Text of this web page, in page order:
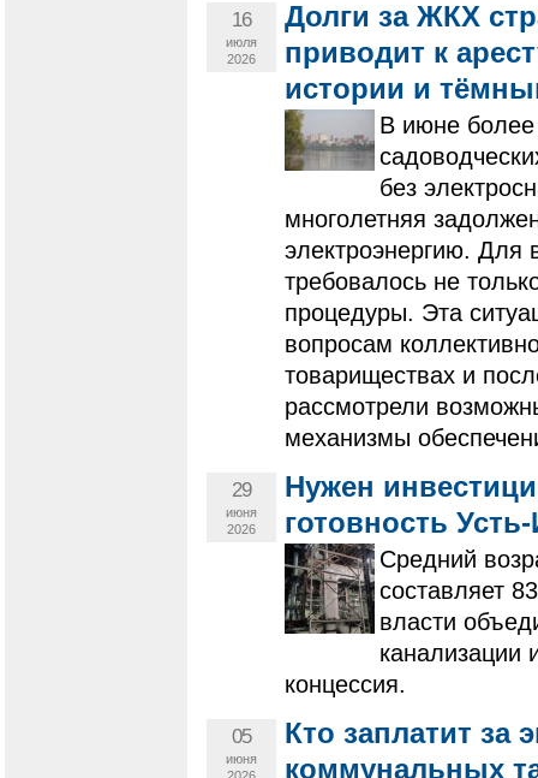
16
июля
2026
Долги за ЖКХ
приводит к
истории и
В июне
без
многолетняя
электроэнергию. Для
требовалось не
процедуры. Эта
вопросам
товариществах и
рассмотрели
механизмы
29
июня
2026
Нужен
готовность
Средний
составляет
власти
канализации
концессия.
05
июня
Кто заплатит
коммунальных